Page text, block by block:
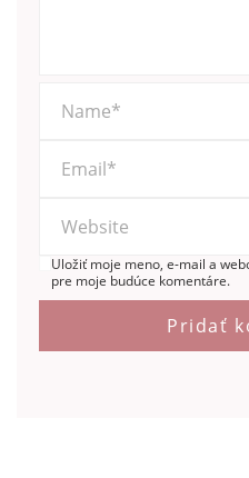
Uložiť moje meno, e-mail a
pre moje budúce komentáre.